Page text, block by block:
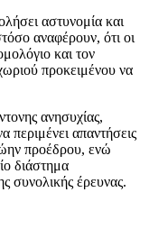
αστυνομία και
αναφέρουν, ότι οι
και τον
προκειμένου να
ανησυχίας,
περιμένει απαντήσεις
προέδρου, ενώ
διάστημα
συνολικής έρευνας.